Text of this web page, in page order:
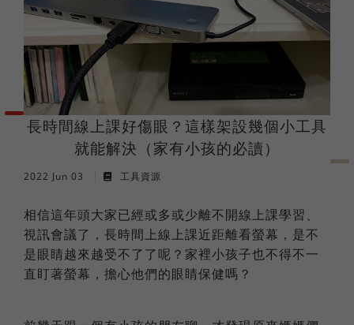
外國人學中文
俄語
長時間線上課好傷眼？這樣架設幾個小工具
就能解決（家有小孩的必讀）
2022 Jun 03 工具資源
相信這年頭大家已經或多或少離不開線上課學習、
視訊會議了，長時間上線上課近距離看螢幕，是不
是眼睛越來越受不了了呢？家裡小孩子也不得不一
直盯著螢幕，擔心他們的眼睛保健嗎？